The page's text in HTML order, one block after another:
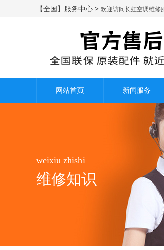
【全国】服务中心 > 欢迎访问长虹空调维修
网站首页 新闻服务
weixiu zhishi
维修知识